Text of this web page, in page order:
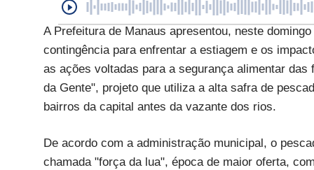
A Prefeitura de Manaus apresentou, neste
contingência para enfrentar a estiagem e os
as ações voltadas para a segurança alimentar
da Gente", projeto que utiliza a alta safra de
bairros da capital antes da vazante dos rios.
De acordo com a administração municipal, o
chamada "força da lua", época de maior oferta,